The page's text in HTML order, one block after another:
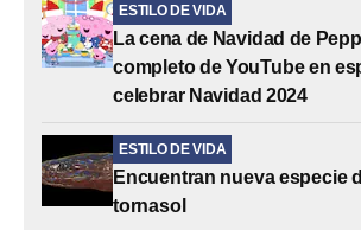
ESTILO DE VIDA
La cena de Navidad de
completo de YouTube en
celebrar Navidad 2024
ESTILO DE VIDA
Encuentran nueva especie
tornasol